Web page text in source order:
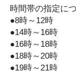
外付けメモリー
まとめ売り・セット
車・バイク用品
充電器
スマホ・iPhoneアクセ
時間帯の指定に
●8時～12時
●14時～16時
●16時～18時
●18時～20時
●19時～21時